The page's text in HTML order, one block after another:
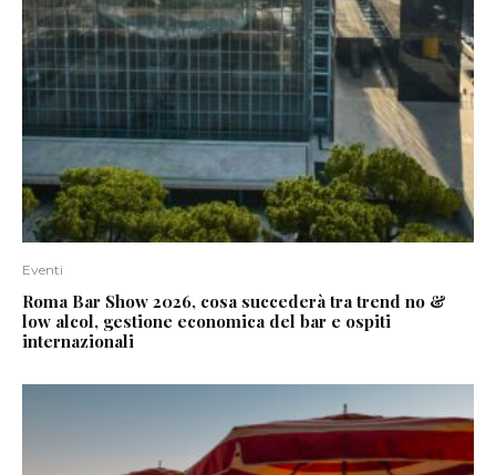
Eventi
Roma Bar Show 2026, cosa succederà tra trend no &
low alcol, gestione economica del bar e ospiti
internazionali